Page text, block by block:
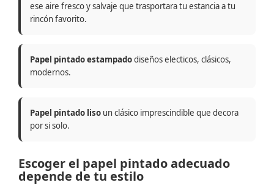
ese aire fresco y salvaje que trasportara tu estancia a tu
rincón favorito.
Papel pintado estampadodiseños electicos, clásicos,
modernos.
Papel pintado liso un clásico imprescindible que decora
por si solo.
Escoger el papel pintado adecuado
depende de tu estilo